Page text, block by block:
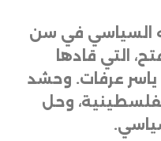
السياسي في سن
التي قادها
ياسر عرفات. وحشد
وحل
.